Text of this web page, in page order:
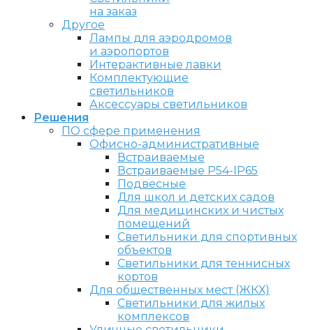
на заказ
Другое
Лампы для аэродромов
и аэропортов
Интерактивные лавки
Комплектующие
светильников
Аксессуары светильников
Решения
ПО сфере применения
Офисно-административные
Встраиваемые
Встраиваемые P54-IP65
Подвесные
Для школ и детских садов
Для медицинских и чистых
помещений
Светильники для спортивных
объектов
Светильники для теннисных
кортов
Для общественных мест (ЖКХ)
Светильники для жилых
комплексов